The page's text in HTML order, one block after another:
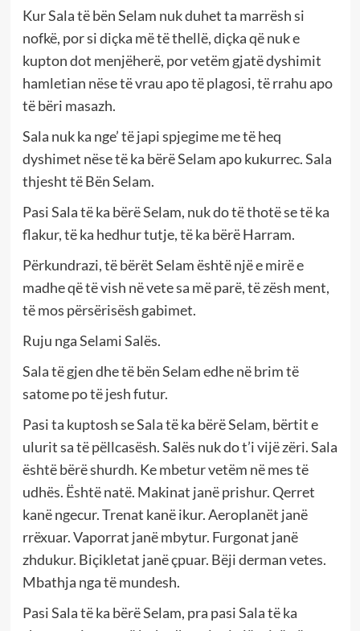
Kur Sala të bën Selam nuk duhet ta marrësh si
nofkë, por si diçka më të thellë, diçka që nuk e
kupton dot menjëherë, por vetëm gjatë dyshimit
hamletian nëse të vrau apo të plagosi, të rrahu apo
të bëri masazh.
Sala nuk ka nge’ të japi spjegime me të heq
dyshimet nëse të ka bërë Selam apo kukurrec. Sala
thjesht të Bën Selam.
Pasi Sala të ka bërë Selam, nuk do të thotë se të ka
flakur, të ka hedhur tutje, të ka bërë Harram.
Përkundrazi, të bërët Selam është një e mirë e
madhe që të vish në vete sa më parë, të zësh ment,
të mos përsërisësh gabimet.
Ruju nga Selami Salës.
Sala të gjen dhe të bën Selam edhe në brim të
satome po të jesh futur.
Pasi ta kuptosh se Sala të ka bërë Selam, bërtit e
ulurit sa të pëllcasësh. Salës nuk do t’i vijë zëri. Sala
është bërë shurdh. Ke mbetur vetëm në mes të
udhës. Është natë. Makinat janë prishur. Qerret
kanë ngecur. Trenat kanë ikur. Aeroplanët janë
rrëxuar. Vaporrat janë mbytur. Furgonat janë
zhdukur. Biçikletat janë çpuar. Bëji derman vetes.
Mbathja nga të mundesh.
Pasi Sala të ka bërë Selam, pra pasi Sala të ka